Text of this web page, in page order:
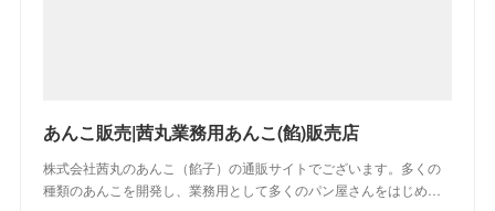
あんこ販売|茜丸業務用あんこ(餡)販売店
株式会社茜丸のあんこ（餡子）の通販サイトでございます。多くの
種類のあんこを開発し、業務用として多くのパン屋さんをはじめ…